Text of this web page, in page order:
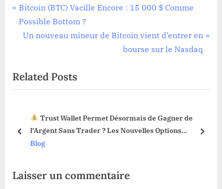
Navigation
de
P
r
o
u
o
:
Bitcoin (BTC) Vacille Encore : 15 000 $ Comme
Possible Bottom ?
N
t
P
Un nouveau mineur de Bitcoin vient d’entrer en
bourse sur le Nasdaq
Related Posts
Trust Wallet Permet Désormais de Gagner de
l’Argent Sans Trader ? Les Nouvelles Options
Dévoilées !
Blog
prev next
Laisser un commentaire